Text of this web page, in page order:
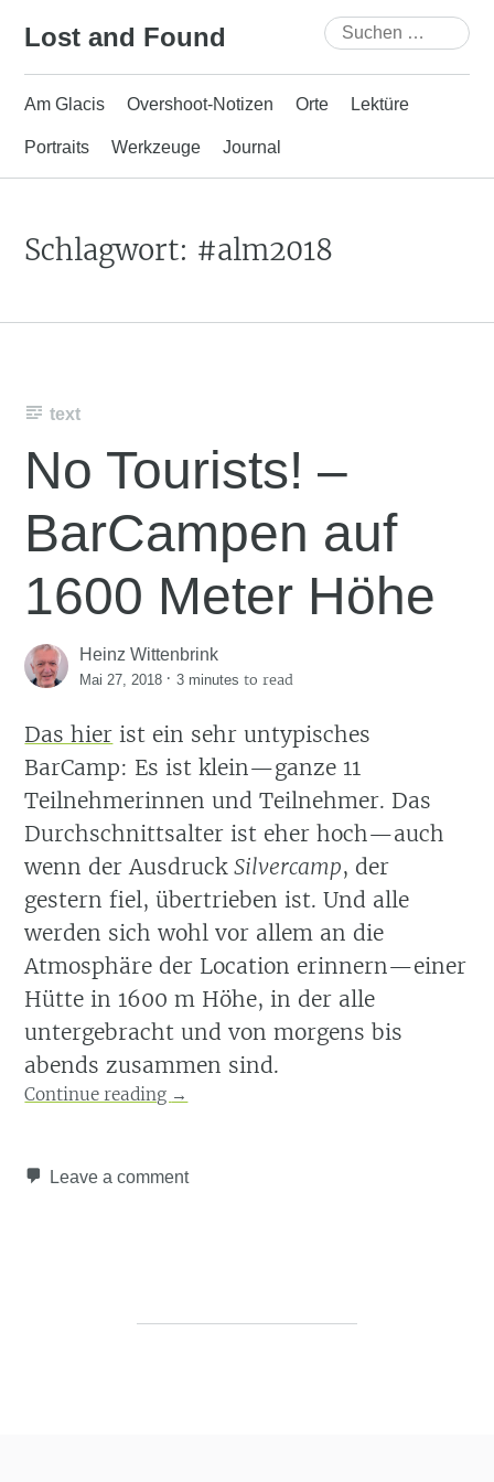
Lost and Found
Suchen
nach:
Am Glacis Overshoot-Notizen Orte Lektüre
Portraits Werkzeuge Journal
Schlagwort: #alm2018
text
No Tourists! –
BarCampen auf
1600 Meter Höhe
Heinz Wittenbrink
Mai 27, 2018 ·3 minutes to read
Das hier ist ein sehr untypisches
BarCamp: Es ist klein—ganze 11
Teilnehmerinnen und Teilnehmer. Das
Durchschnittsalter ist eher hoch—auch
wenn der AusdruckSilvercamp, der
gestern fiel, übertrieben ist. Und alle
werden sich wohl vor allem an die
Atmosphäre der Location erinnern—einer
Hütte in 1600 m Höhe, in der alle
untergebracht und von morgens bis
abends zusammen sind.
Continue reading →
Leave a comment